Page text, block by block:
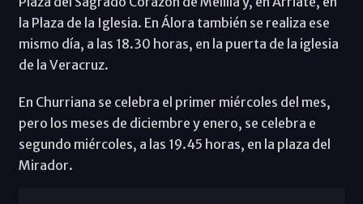
la Plaza de la Iglesia. En Álora también se realiza ese
mismo día, a las 18.30 horas, en la puerta de la iglesia
de la Veracruz.
En Churriana se celebra el primer miércoles del mes,
pero los meses de diciembre y enero, se celebra e
segundo miércoles, a las 19.45 horas, en la plaza del
Mirador.